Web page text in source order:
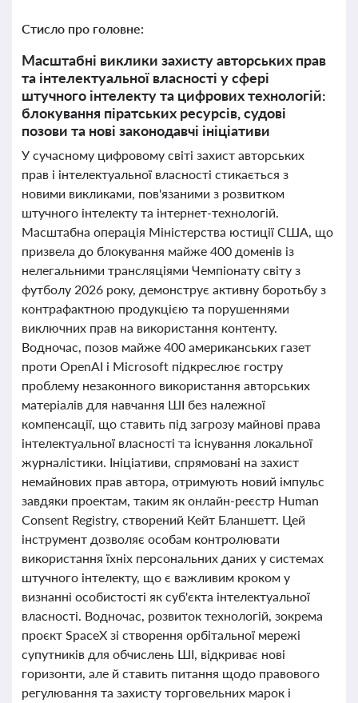
Стисло про головне:
Масштабні виклики захисту авторських прав
та інтелектуальної власності у сфері
штучного інтелекту та цифрових технологій:
блокування піратських ресурсів, судові
позови та нові законодавчі ініціативи
У сучасному цифровому світі захист авторських
прав і інтелектуальної власності стикається з
новими викликами, пов'язаними з розвитком
штучного інтелекту та інтернет-технологій.
Масштабна операція Міністерства юстиції США, що
призвела до блокування майже 400 доменів із
нелегальними трансляціями Чемпіонату світу з
футболу 2026 року, демонструє активну боротьбу з
контрафактною продукцією та порушеннями
виключних прав на використання контенту.
Водночас, позов майже 400 американських газет
проти OpenAI і Microsoft підкреслює гостру
проблему незаконного використання авторських
матеріалів для навчання ШІ без належної
компенсації, що ставить під загрозу майнові права
інтелектуальної власності та існування локальної
журналістики. Ініціативи, спрямовані на захист
немайнових прав автора, отримують новий імпульс
завдяки проектам, таким як онлайн-реєстр Human
Consent Registry, створений Кейт Бланшетт. Цей
інструмент дозволяє особам контролювати
використання їхніх персональних даних у системах
штучного інтелекту, що є важливим кроком у
визнанні особистості як суб'єкта інтелектуальної
власності. Водночас, розвиток технологій, зокрема
проєкт SpaceX зі створення орбітальної мережі
супутників для обчислень ШІ, відкриває нові
горизонти, але й ставить питання щодо правового
регулювання та захисту торговельних марок і